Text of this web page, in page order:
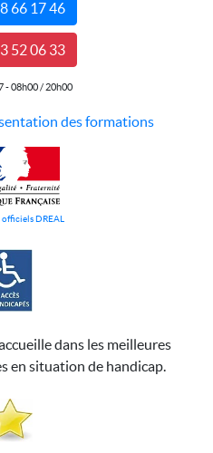
66 17 46
52 06 33
- 08h00 / 20h00
des formations
DREAL
dans les meilleures
en situation de handicap.